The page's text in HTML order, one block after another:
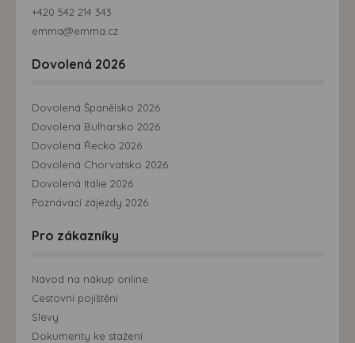
+420 542 214 343
emma@emma.cz
Dovolená 2026
Dovolená Španělsko 2026
Dovolená Bulharsko 2026
Dovolená Řecko 2026
Dovolená Chorvatsko 2026
Dovolená Itálie 2026
Poznávací zájezdy 2026
Pro zákazníky
Návod na nákup online
Cestovní pojištění
Slevy
Dokumenty ke stažení